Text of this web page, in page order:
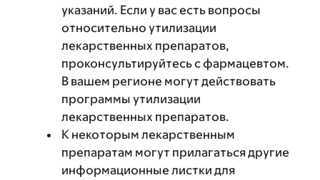
указаний. Если у вас есть вопросы
относительно утилизации
лекарственных препаратов,
проконсультируйтесь с фармацевтом.
В вашем регионе могут действовать
программы утилизации
лекарственных препаратов.
К некоторым лекарственным
препаратам могут прилагаться другие
информационные листки для